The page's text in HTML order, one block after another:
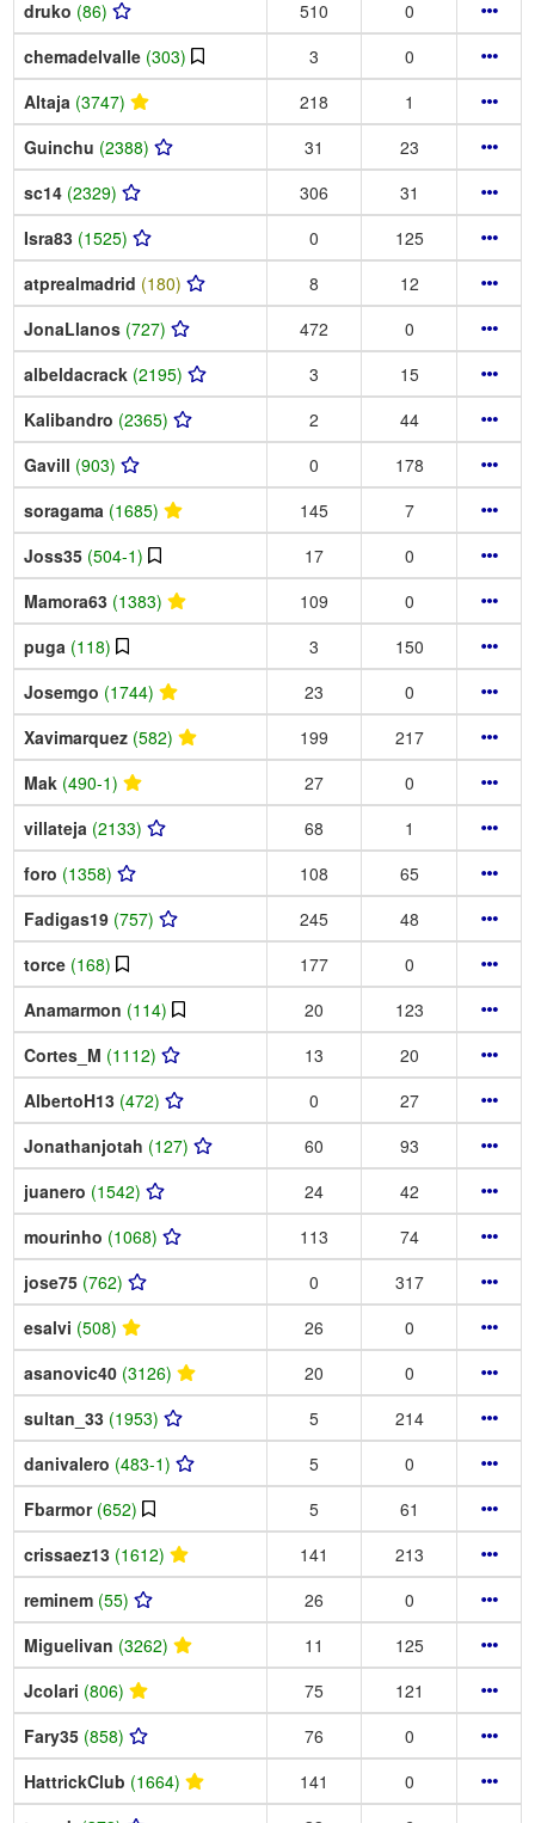
druko (86) 510
0
chemadelvalle (303) 3
0
Altaja (3747) 218
1
Guinchu (2388) 31
23
sc14 (2329) 306
31
Isra83 (1525) 0
125
atprealmadrid (180) 8
12
JonaLlanos (727) 472
0
albeldacrack (2195) 3
15
Kalibandro (2365) 2
44
Gavill (903) 0
178
soragama (1685) 145
7
Joss35 (504-1) 17
0
Mamora63 (1383) 109
0
puga (118) 3
150
Josemgo (1744) 23
0
Xavimarquez (582) 199
217
Mak (490-1) 27
0
villateja (2133) 68
1
foro (1358) 108
65
Fadigas19 (757) 245
48
torce (168) 177
0
Anamarmon (114) 20
123
Cortes_M (1112) 13
20
AlbertoH13 (472) 0
27
Jonathanjotah (127) 60
93
juanero (1542) 24
42
mourinho (1068) 113
74
jose75 (762) 0
317
esalvi (508) 26
0
asanovic40 (3126) 20
0
sultan_33 (1953) 5
214
danivalero (483-1) 5
0
Fbarmor (652) 5
61
crissaez13 (1612) 141
213
reminem (55) 26
0
Miguelivan (3262) 11
125
Jcolari (806) 75
121
Fary35 (858) 76
0
HattrickClub (1664) 141
0